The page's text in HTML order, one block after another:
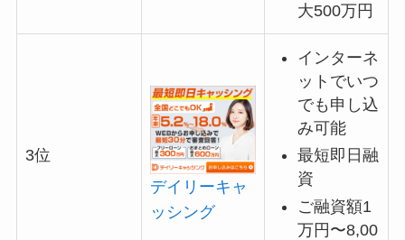
大500万円
3位
デイリーキャ
ッシング
インターネ
ットでいつ
でも申し込
み可能
最短即日融
資
ご融資額1
万円〜8,00